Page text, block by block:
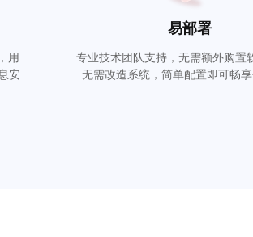
用
安
易部署
专业技术团队支持，无需额外购置
无需改造系统，简单配置即可畅